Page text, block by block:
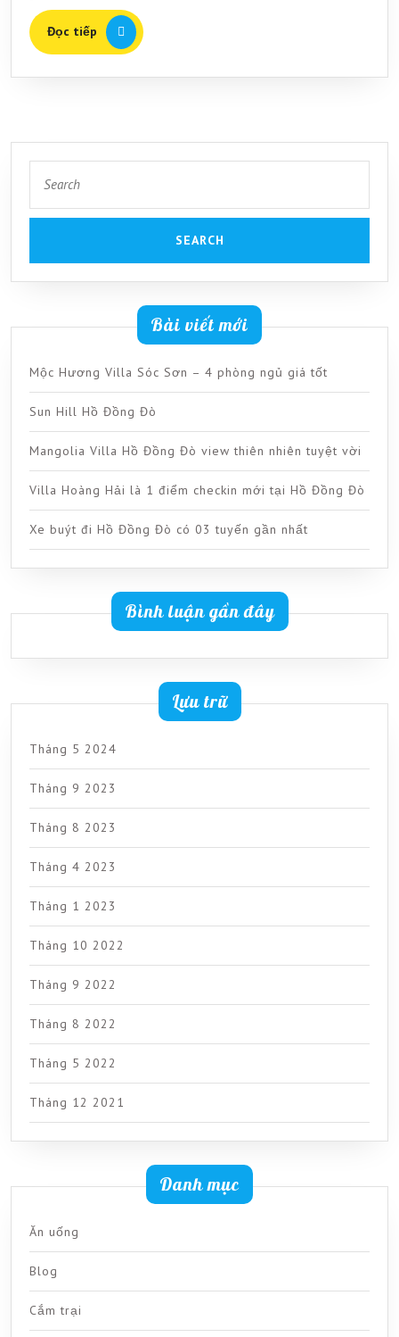
mới
Đồng
Đọc tiếp
Đọc
tiếp
for:
Bài viết mới
Mộc Hương Villa Sóc Sơn – 4 phòng ngủ giá tốt
Sun Hill Hồ Đồng Đò
Mangolia Villa Hồ Đồng Đò view thiên nhiên tuyệt vời
Villa Hoàng Hải là 1 điểm checkin mới tại Hồ Đồng Đò
Xe buýt đi Hồ Đồng Đò có 03 tuyến gần nhất
Bình luận gần đây
Lưu trữ
Tháng 5 2024
Tháng 9 2023
Tháng 8 2023
Tháng 4 2023
Tháng 1 2023
Tháng 10 2022
Tháng 9 2022
Tháng 8 2022
Tháng 5 2022
Tháng 12 2021
Danh mục
Ăn uống
Blog
Cắm trại